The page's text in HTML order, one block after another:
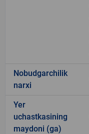
Nobudgarchilik
narxi
Yer
uchastkasining
maydoni (ga)